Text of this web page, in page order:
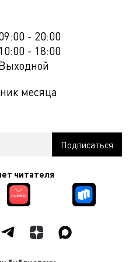
- 20:00
10:00 - 18:00
месяца
читателя